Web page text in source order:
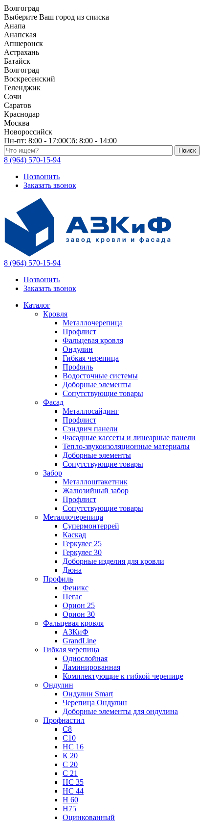
Волгоград
Выберите Ваш город из списка
Анапа
Анапская
Апшеронск
Астрахань
Батайск
Волгоград
Воскресенский
Геленджик
Сочи
Саратов
Краснодар
Москва
Новороссийск
Пн-пт: 8:00 - 17:00Сб: 8:00 - 14:00
Поиск по каталогу
8 (964) 570-15-94
Позвонить
Заказать звонок
8 (964) 570-15-94
Позвонить
Заказать звонок
Каталог
Кровля
Металлочерепица
Профлист
Фальцевая кровля
Ондулин
Гибкая черепица
Профиль
Водосточные системы
Доборные элементы
Сопутствующие товары
Фасад
Металлосайдинг
Профлист
Сэндвич панели
Фасадные кассеты и линеарные панели
Тепло-звукоизоляционные материалы
Доборные элементы
Сопутствующие товары
Забор
Металлоштакетник
Жалюзийный забор
Профлист
Сопутствующие товары
Металлочерепица
Супермонтеррей
Каскад
Геркулес 25
Геркулес 30
Доборные изделия для кровли
Дюна
Профиль
Феникс
Пегас
Орион 25
Орион 30
Фальцевая кровля
АЗКиФ
GrandLine
Гибкая черепица
Однослойная
Ламинированная
Комплектующие к гибкой черепице
Ондулин
Ондулин Smart
Черепица Ондулин
Доборные элементы для ондулина
Профнастил
С8
С10
НС 16
К 20
С 20
С 21
НС 35
НС 44
Н 60
Н75
Оцинкованный